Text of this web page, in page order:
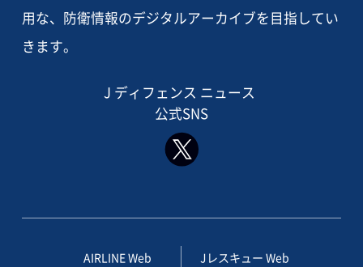
用な、防衛情報のデジタルアーカイブを目指してい
きます。
J ディフェンス ニュース
公式SNS
AIRLINE Web Jレスキュー Web